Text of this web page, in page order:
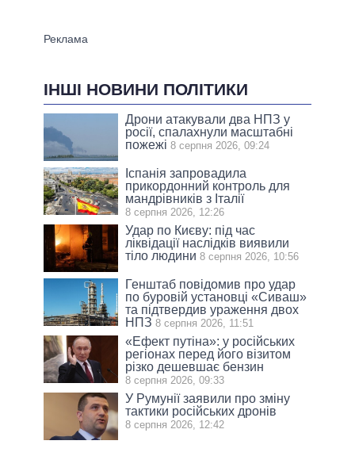
ІНШІ НОВИНИ ПОЛІТИКИ
Дрони атакували два НПЗ у
росії, спалахнули масштабні
пожежі 8 серпня 2026, 09:24
Іспанія запровадила
прикордонний контроль для
мандрівників з Італії
8 серпня 2026, 12:26
Удар по Києву: під час
ліквідації наслідків виявили
тіло людини 8 серпня 2026, 10:56
Генштаб повідомив про удар
по буровій установці «Сиваш»
та підтвердив ураження двох
НПЗ 8 серпня 2026, 11:51
«Ефект путіна»: у російських
регіонах перед його візитом
різко дешевшає бензин
8 серпня 2026, 09:33
У Румунії заявили про зміну
тактики російських дронів
8 серпня 2026, 12:42